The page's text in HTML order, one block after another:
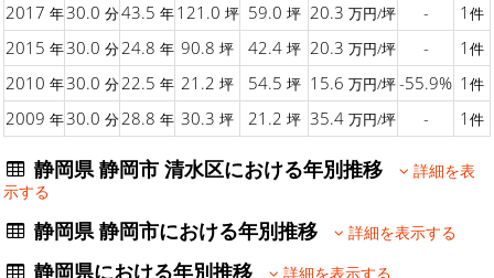
2017 年30.0 分43.5 年121.0 坪 59.0 坪 20.3 万円/坪 - 1 件
2015 年30.0 分24.8 年 90.8 坪 42.4 坪 20.3 万円/坪 - 1 件
2010 年30.0 分22.5 年 21.2 坪 54.5 坪 15.6 万円/坪-55.9% 1 件
2009 年30.0 分28.8 年 30.3 坪 21.2 坪 35.4 万円/坪 - 1 件
静岡県 静岡市 清水区における年別推移
詳細を表
示する
静岡県 静岡市における年別推移 詳細を表示する
静岡県における年別推移 詳細を表示する